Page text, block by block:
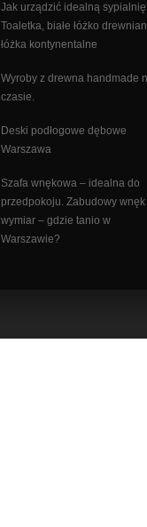
Jak urządzić idealną
Toaletka, białe łóżko
łóżka kontynentalne
Wyroby z drewna handmade
czasie.
Deski podłogowe dębowe
Warszawa
Szafa wnękowa – idealna do
przedpokoju. Zabudowy
wymiar – gdzie tanio w
Warszawie?